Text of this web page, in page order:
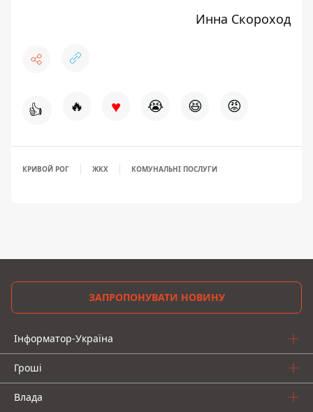
Инна Скороход
👍 🔥 ♥ 😭 😆 😡
КРИВОЙ РОГ ЖКХ КОМУНАЛЬНІ ПОСЛУГИ
ЗАПРОПОНУВАТИ НОВИНУ
Інформатор-Україна
Гроші
Влада